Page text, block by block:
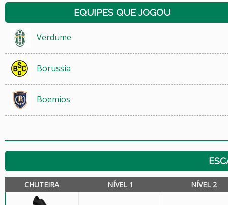
EQUIPES QUE JOGOU
Verdume
Borussia
Boemios
CHUTEIRA NÍVEL 1 NÍVEL 2